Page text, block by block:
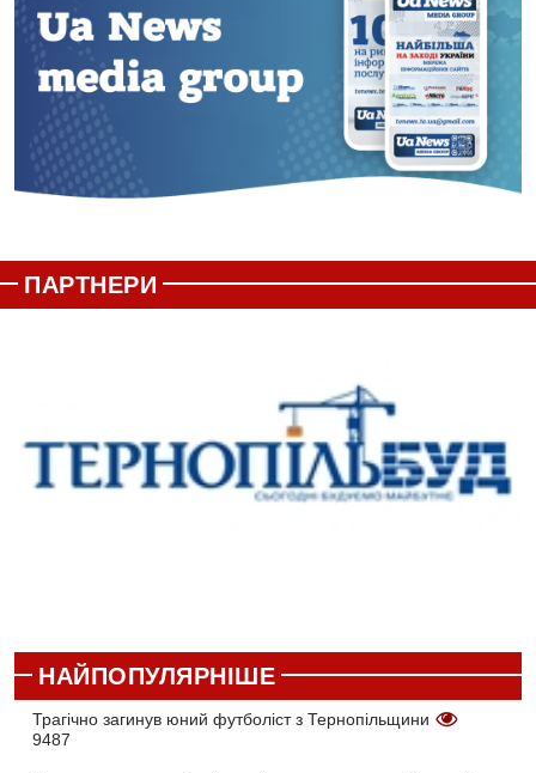
ПАРТНЕРИ
НАЙПОПУЛЯРНІШЕ
Трагічно загинув юний футболіст з Тернопільщини
9487